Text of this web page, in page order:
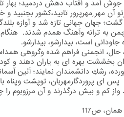
آمد و آفتاب دهش دردمید؛ بهار
آن مهر ِمهرپرور تابید،كشور
جهان جهانی تازه شد و آوازه
به ترانه وآهنگ همدم شدند. هنگام
است، بیدارشو، بیدارشو.
حال، انجمنی فراهم شده وگروهی
بخششت بهره ای به یاران دهند و
رشكِ دانشمندان نمایند؛ آئین
پس ای پروردگارمهربان، توپشت وپناه
كم و بیش درگذرند و آن مرزوبوم را